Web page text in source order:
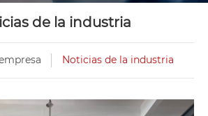
de la industria
Noticias de la industria